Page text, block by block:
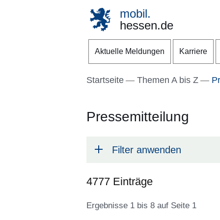
Direkt zum Kopf der
Direkt zum Inhalt
Direkt zum Fuß der
mobil.
hessen.de
Aktuelle Meldungen Karriere
Startseite Themen A bis Z
Pressemitteilung
Filter anwenden
4777 Einträge
Ergebnisse 1 bis 8 auf Seite 1